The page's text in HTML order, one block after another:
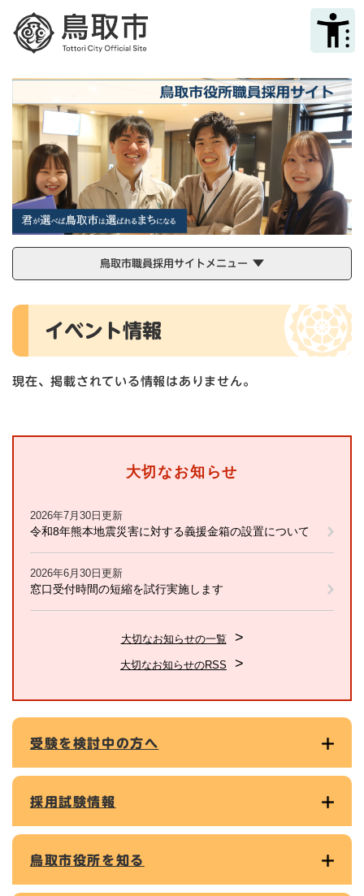
メニューを飛ばして本文へ
鳥取市職員採用サイトメニュー
本
イベント情報
現在、掲載されている情報はありません。
大切なお知らせ
2026年7月30日更新
令和8年熊本地震災害に対する義援金箱の設置について
2026年6月30日更新
窓口受付時間の短縮を試行実施します
大切なお知らせの一覧
大切なお知らせのRSS
受験を検討中の方へ
採用試験情報
鳥取市役所を知る